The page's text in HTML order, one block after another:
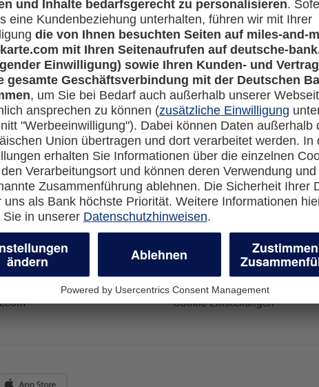
Banking
more.com
Rechtliches
Impressum
Datenschutz
Cookie Einstellungen